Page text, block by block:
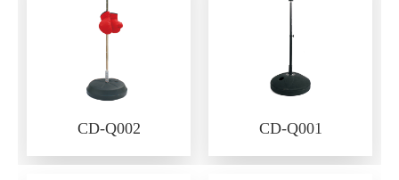
CD-Q002 CD-Q001